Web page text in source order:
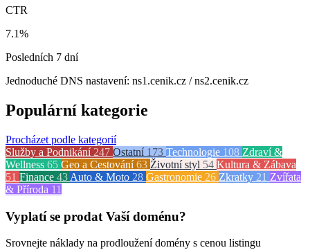
CTR
7.1%
Posledních 7 dní
Jednoduché DNS nastavení: ns1.cenik.cz / ns2.cenik.cz
Populární kategorie
Procházet podle kategorií
Služby a Podnikání 247 Ostatní 173 Technologie 108 Zdraví &
Wellness 65 Geo a Cestování 63 Životní styl 54 Kultura & Zábava
51 Finance 43 Auto & Moto 28 Gastronomie 26 Zkratky 21 Zvířata
& Příroda 11
Vyplatí se prodat Vaší doménu?
Srovnejte náklady na prodloužení domény s cenou listingu